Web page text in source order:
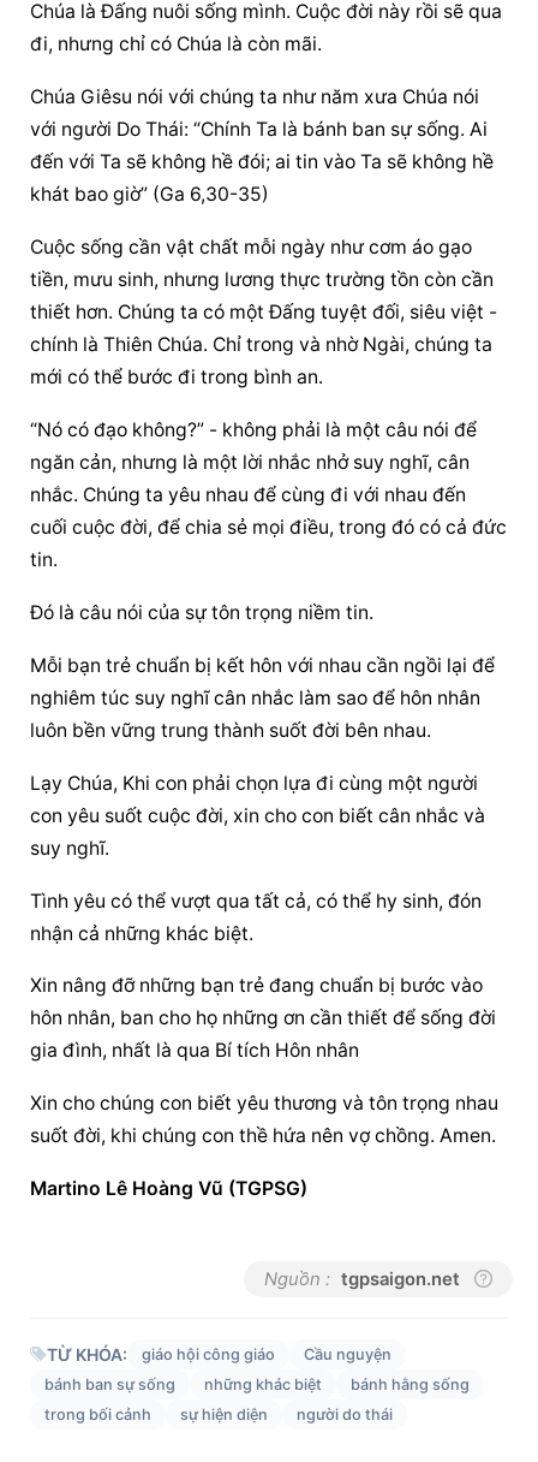
Chúa là Đấng nuôi sống mình. Cuộc đời này rồi sẽ qua
đi, nhưng chỉ có Chúa là còn mãi.
Chúa Giêsu nói với chúng ta như năm xưa Chúa nói
với người Do Thái: “Chính Ta là bánh ban sự sống. Ai
đến với Ta sẽ không hề đói; ai tin vào Ta sẽ không hề
khát bao giờ” (Ga 6,30-35)
Cuộc sống cần vật chất mỗi ngày như cơm áo gạo
tiền, mưu sinh, nhưng lương thực trường tồn còn cần
thiết hơn. Chúng ta có một Đấng tuyệt đối, siêu việt -
chính là Thiên Chúa. Chỉ trong và nhờ Ngài, chúng ta
mới có thể bước đi trong bình an.
“Nó có đạo không?” - không phải là một câu nói để
ngăn cản, nhưng là một lời nhắc nhở suy nghĩ, cân
nhắc. Chúng ta yêu nhau để cùng đi với nhau đến
cuối cuộc đời, để chia sẻ mọi điều, trong đó có cả đức
tin.
Đó là câu nói của sự tôn trọng niềm tin.
Mỗi bạn trẻ chuẩn bị kết hôn với nhau cần ngồi lại để
nghiêm túc suy nghĩ cân nhắc làm sao để hôn nhân
luôn bền vững trung thành suốt đời bên nhau.
Lạy Chúa, Khi con phải chọn lựa đi cùng một người
con yêu suốt cuộc đời, xin cho con biết cân nhắc và
suy nghĩ.
Tình yêu có thể vượt qua tất cả, có thể hy sinh, đón
nhận cả những khác biệt.
Xin nâng đỡ những bạn trẻ đang chuẩn bị bước vào
hôn nhân, ban cho họ những ơn cần thiết để sống đời
gia đình, nhất là qua Bí tích Hôn nhân
Xin cho chúng con biết yêu thương và tôn trọng nhau
suốt đời, khi chúng con thề hứa nên vợ chồng. Amen.
Martino Lê Hoàng Vũ (TGPSG)
Nguồn : tgpsaigon.net
TỪ KHÓA: giáo hội công giáo
Cầu nguyện
bánh ban sự sống
những khác biệt
bánh hằng sống
trong bối cảnh
sự hiện diện người do thái